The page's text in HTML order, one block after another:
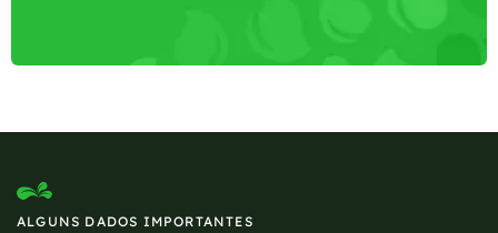
ALGUNS DADOS IMPORTANTES